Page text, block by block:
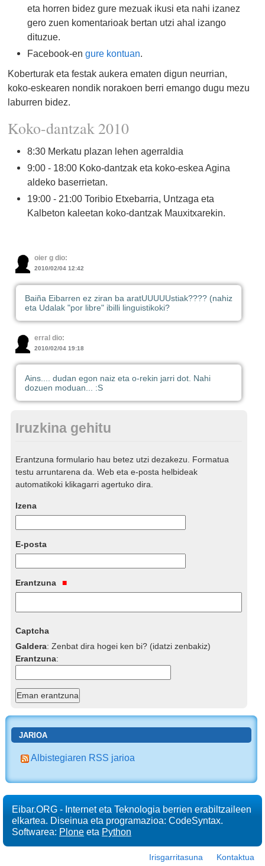
eta horren bidez gure mezuak ikusi eta nahi izanez
gero zuen komentarioak bertan utzi ahal izango
dituzue.
Facebook-en gure kontuan
Koberturak eta festak aukera ematen digun neurrian,
koko-eskearen nondik norakoen berri emango dugu mezu
laburren bidez.
Koko-dantzak 2010
8:30 Merkatu plazan lehen agerraldia
9:00 - 18:00 Koko-dantzak eta koko-eskea Agina
aldeko baserrietan.
19:00 - 21:00 Toribio Etxebarria, Untzaga eta
Kalbeton kaleetan koko-dantzak Mauxitxarekin.
oier g dio:
2010/02/04 12:42
Baiña Eibarren ez ziran ba aratUUUUUstiak???? (nahiz
eta Udalak "por libre" ibilli linguistikoki?
erral dio:
2010/02/04 19:18
Ains.... dudan egon naiz eta o-rekin jarri dot. Nahi
dozuen moduan... :S
Iruzkina gehitu
Erantzuna formulario hau betez utzi dezakezu. Formatua
testu arruntarena da. Web eta e-posta helbideak
automatikoki klikagarri agertuko dira.
Izena
E-posta
Erantzuna
Captcha
Galdera:Zenbat dira hogei ken bi? (idatzi zenbakiz)
Erantzuna:
JARIOA
Albistegiaren RSS jarioa
Eibar.ORG - Internet eta Teknologia berrien erabiltzaileen
elkartea. Diseinua eta programazioa: CodeSyntax.
Softwarea: Plone eta Python
Irisgarritasuna Kontaktua